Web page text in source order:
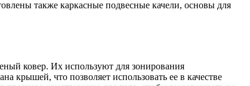
также каркасные подвесные качели, основы для
ковер. Их используют для зонирования
крышей, что позволяет использовать ее в качестве